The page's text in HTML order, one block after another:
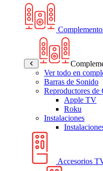
Ver todo en
Barras de Sonido
Reproductores
Apple TV
Roku
Instalaciones
Accesorios